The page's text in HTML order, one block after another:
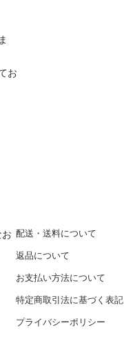
お
配送・送料について
返品について
お支払い方法について
特定商取引法に基づく表記
プライバシーポリシー